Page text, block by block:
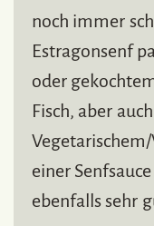
noch immer
Estragonsenf
oder
Fisch, aber
einer
ebenfalls sehr